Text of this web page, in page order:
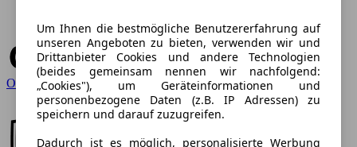
Opel
Um Ihnen die bestmögliche Benutzererfahrung auf
unseren Angeboten zu bieten, verwenden wir und
Drittanbieter Cookies und andere Technologien
(beides gemeinsam nennen wir nachfolgend:
„Cookies"), um Geräteinformationen und
personenbezogene Daten (z.B. IP Adressen) zu
speichern und darauf zuzugreifen.
Dadurch ist es möglich, personalisierte Werbung